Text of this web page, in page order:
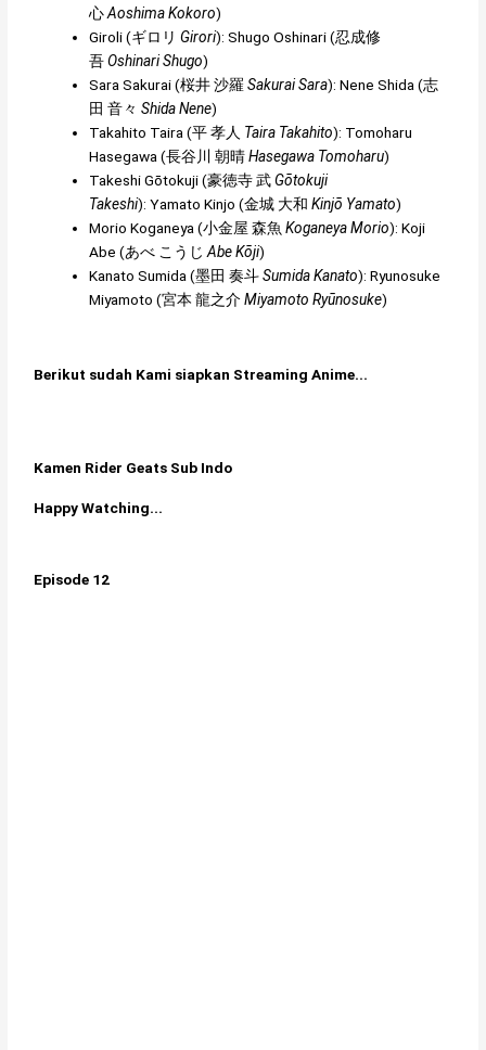
心Aoshima Kokoro)
Giroli (ギロリ Girori): Shugo Oshinari (忍成修
吾Oshinari Shugo)
Sara Sakurai (桜井 沙羅Sakurai Sara): Nene Shida (志
田 音々 Shida Nene)
Takahito Taira (平 孝人 Taira Takahito): Tomoharu
Hasegawa (長谷川 朝晴Hasegawa Tomoharu)
Takeshi Gōtokuji (豪徳寺 武Gōtokuji
Takeshi): Yamato Kinjo (金城 大和 Kinjō Yamato)
Morio Koganeya (小金屋 森魚 Koganeya Morio): Koji
Abe (あべ こうじ Abe Kōji)
Kanato Sumida (墨田 奏斗Sumida Kanato): Ryunosuke
Miyamoto (宮本 龍之介Miyamoto Ryūnosuke)
Berikut sudah Kami siapkan Streaming Anime...
Kamen Rider Geats Sub Indo
Happy Watching...
Episode 12